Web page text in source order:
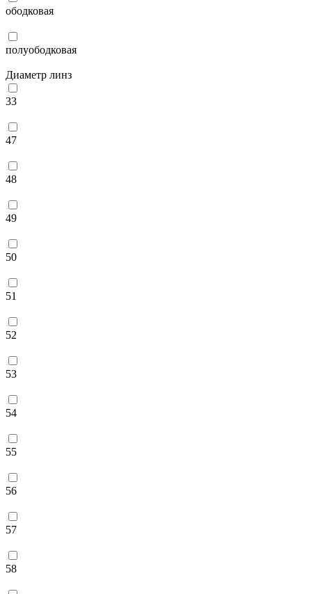
ободковая
полуободковая
Диаметр линз
33
47
48
49
50
51
52
53
54
55
56
57
58